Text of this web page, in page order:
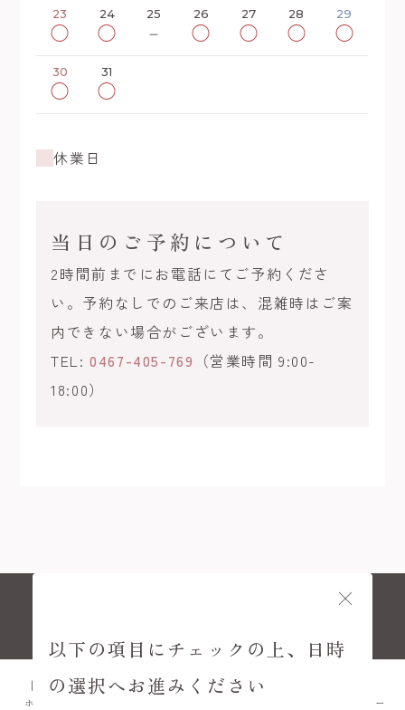
ホーム メニュー
23
◯
24
◯
25
－
26
◯
27
◯
28
◯
29
◯
30
◯
31
◯
休業日
当日のご予約について
2時間前までにお電話にてご予約くださ
い。予約なしでのご来店は、混雑時はご案
内できない場合がございます。
TEL:0467-405-769 （営業時間 9:00-
18:00）
以下の項目にチェックの上、日時
の選択へお進みください